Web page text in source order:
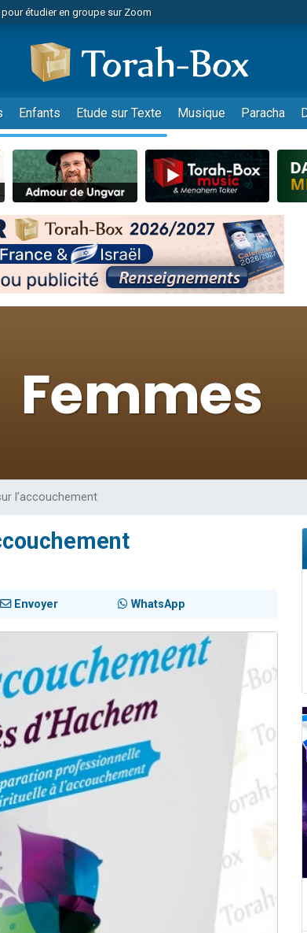
étudier en groupe sur Zoom
de nous rejoindre sur WhatsApp
de nous rejoindre sur WhatsApp
de faire un don pour Reloger Rivka, 6 enfants, victime de
de faire un don pour 1 Journée de Vacances Pour les Enfants
de demander une bénédiction
nous rejoindre sur WhatsApp
étudier en groupe sur Zoom
Maasser
de nous rejoindre sur WhatsApp
de nous rejoindre sur WhatsApp
son Maasser
de faire un don pour Sauvez la jambe de Yohan
pour étudier en groupe sur Zoom
Enfants Etude sur Texte Musique Paracha
l’accouchement
Envoyer WhatsApp